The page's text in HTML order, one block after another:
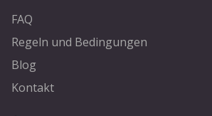
FAQ
Regeln und Bedingungen
Blog
Kontakt